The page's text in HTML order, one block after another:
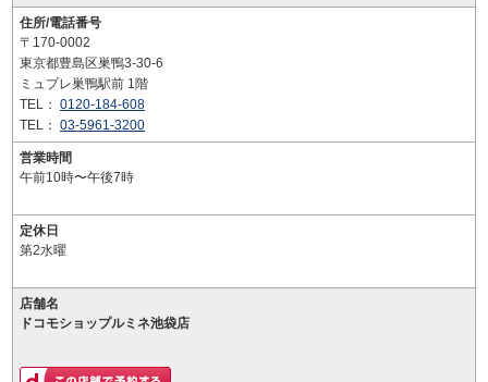
住所/電話番号
〒170-0002
東京都豊島区巣鴨3-30-6
ミュプレ巣鴨駅前 1階
TEL： 0120-184-608
TEL： 03-5961-3200
営業時間
午前10時〜午後7時
定休日
第2水曜
店舗名
ドコモショップルミネ池袋店